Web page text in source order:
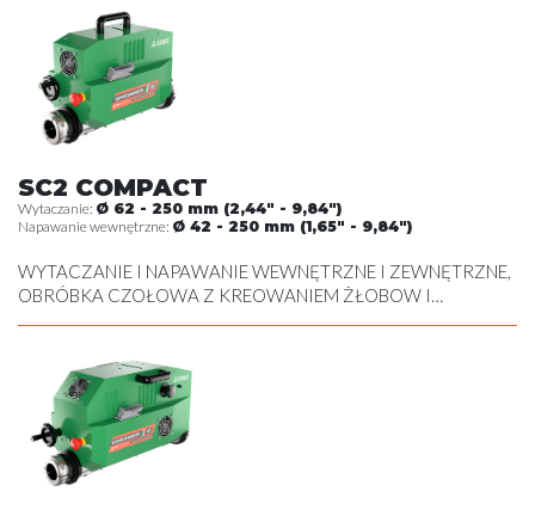
ZEWNĘTRZNA
SC2 COMPACT
Wytaczanie: Ø 62 - 250 mm (2,44" - 9,84")
Napawanie wewnętrzne: Ø 42 - 250 mm (1,65" - 9,84")
WYTACZANIE I NAPAWANIE WEWNĘTRZNE I ZEWNĘTRZNE,
OBRÓBKA CZOŁOWA Z KREOWANIEM ŻŁOBOW I